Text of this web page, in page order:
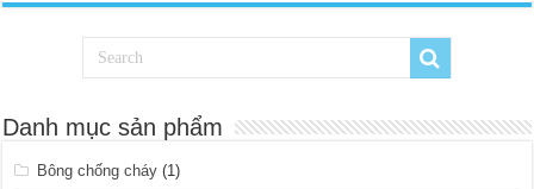
Danh mục sản phẩm
Bông chống cháy (1)